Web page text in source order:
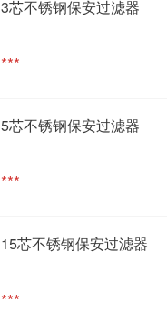
3芯不锈钢保安过滤器
***
5芯不锈钢保安过滤器
***
15芯不锈钢保安过滤器
***